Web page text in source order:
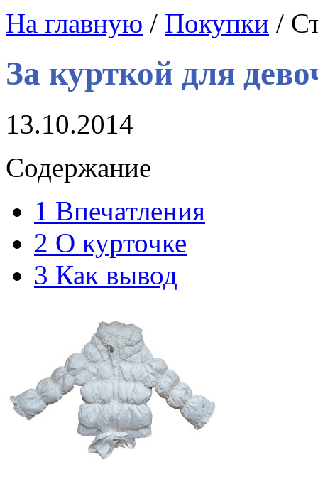
На главную / Покупки /
За курткой для
13.10.2014
Содержание
1 Впечатления
2 О курточке
3 Как вывод